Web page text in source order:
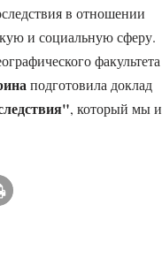
в отношении
и социальную сферу.
факультета
подготовила доклад
, который мы и